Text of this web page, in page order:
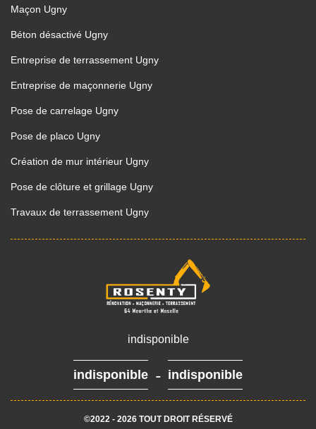
Maçon Ugny
Béton désactivé Ugny
Entreprise de terrassement Ugny
Entreprise de maçonnerie Ugny
Pose de carrelage Ugny
Pose de placo Ugny
Création de mur intérieur Ugny
Pose de clôture et grillage Ugny
Travaux de terrassement Ugny
indisponible
indisponible - indisponible
©2022 - 2026 TOUT DROIT RÉSERVÉ